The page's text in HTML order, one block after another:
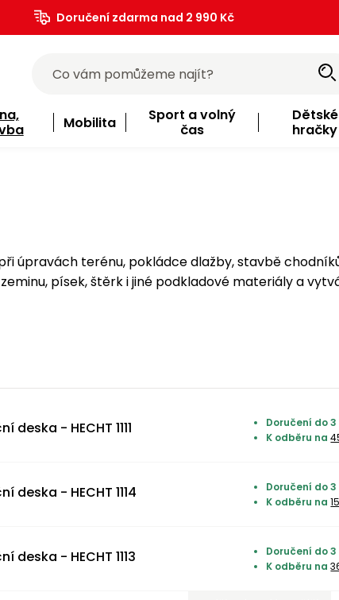
Doručení zdarma nad 2 990 Kč
Mobilita
Sport a volný
čas
Dětské
hračky
úpravách terénu, pokládce dlažby, stavbě
písek, štěrk i jiné podkladové materiály a
deska - HECHT 1111
Doručení do
K odběru na
deska - HECHT 1114
Doručení do
K odběru na
deska - HECHT 1113
Doručení do
K odběru na